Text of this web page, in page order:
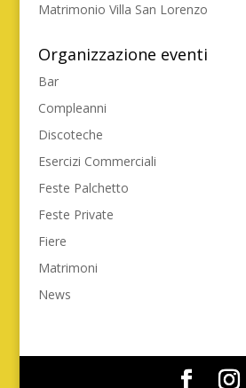
Matrimonio Villa San Lorenzo
Organizzazione eventi
Bar
Compleanni
Discoteche
Esercizi Commerciali
Feste Palchetto
Feste Private
Fiere
Matrimoni
News